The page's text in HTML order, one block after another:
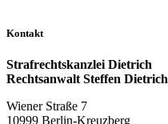
Kontakt
Strafrechtskanzlei Dietrich
Rechtsanwalt Steffen Dietrich
Wiener Straße 7
10999 Berlin-Kreuzberg